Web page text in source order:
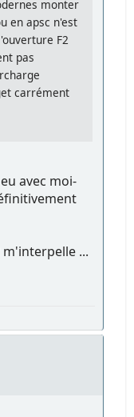
monter
en apsc n'est
F2
pas
carrément
avec moi-
...